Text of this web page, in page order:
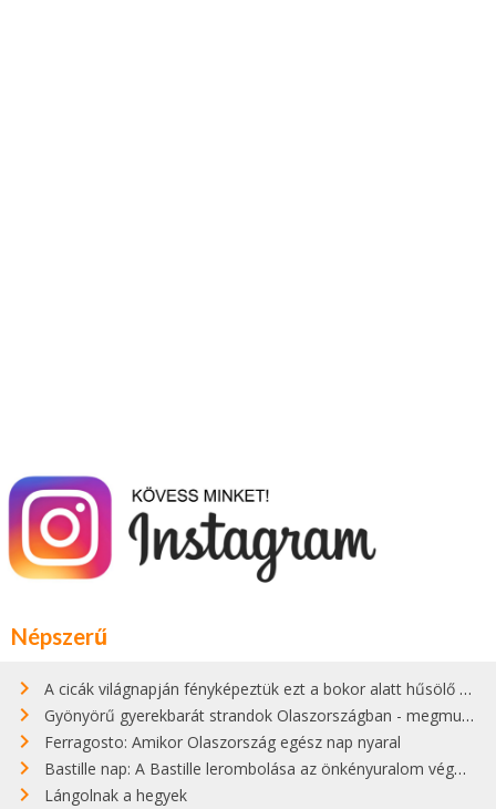
Népszerű
A cicák világnapján fényképeztük ezt a bokor alatt hűsölő cicát Kisorosziban
Gyönyörű gyerekbarát strandok Olaszországban - megmutatjuk a 15 legjobbat
Ferragosto: Amikor Olaszország egész nap nyaral
Bastille nap: A Bastille lerombolása az önkényuralom végét jelentette
Lángolnak a hegyek